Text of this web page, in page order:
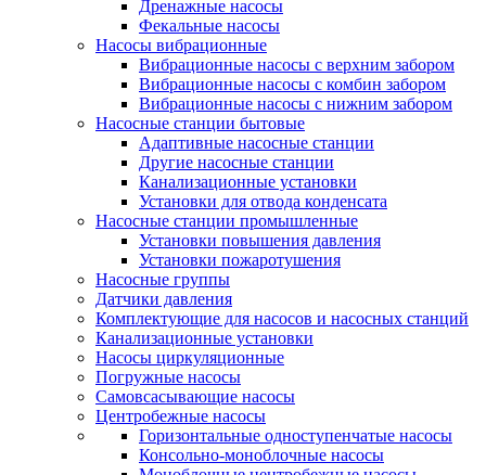
Дренажные насосы
Фекальные насосы
Насосы вибрационные
Вибрационные насосы с верхним забором
Вибрационные насосы с комбин забором
Вибрационные насосы с нижним забором
Насосные станции бытовые
Адаптивные насосные станции
Другие насосные станции
Канализационные установки
Установки для отвода конденсата
Насосные станции промышленные
Установки повышения давления
Установки пожаротушения
Насосные группы
Датчики давления
Комплектующие для насосов и насосных станций
Канализационные установки
Насосы циркуляционные
Погружные насосы
Самовсасывающие насосы
Центробежные насосы
Горизонтальные одноступенчатые насосы
Консольно-моноблочные насосы